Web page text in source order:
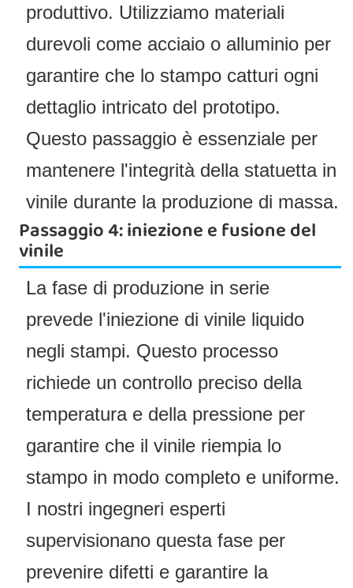
produttivo. Utilizziamo materiali
durevoli come acciaio o alluminio per
garantire che lo stampo catturi ogni
dettaglio intricato del prototipo.
Questo passaggio è essenziale per
mantenere l'integrità della statuetta in
vinile durante la produzione di massa.
Passaggio 4: iniezione e fusione del
vinile
La fase di produzione in serie
prevede l'iniezione di vinile liquido
negli stampi. Questo processo
richiede un controllo preciso della
temperatura e della pressione per
garantire che il vinile riempia lo
stampo in modo completo e uniforme.
I nostri ingegneri esperti
supervisionano questa fase per
prevenire difetti e garantire la